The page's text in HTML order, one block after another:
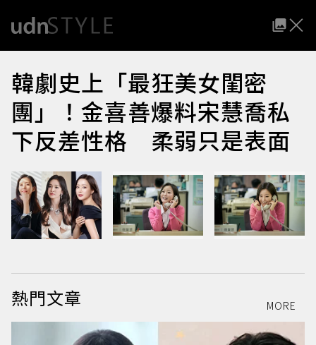
韓劇史上「最狂美女閨密
團」！金喜善爆料宋慧喬私
下反差性格 柔弱只是表面
熱門文章 MORE